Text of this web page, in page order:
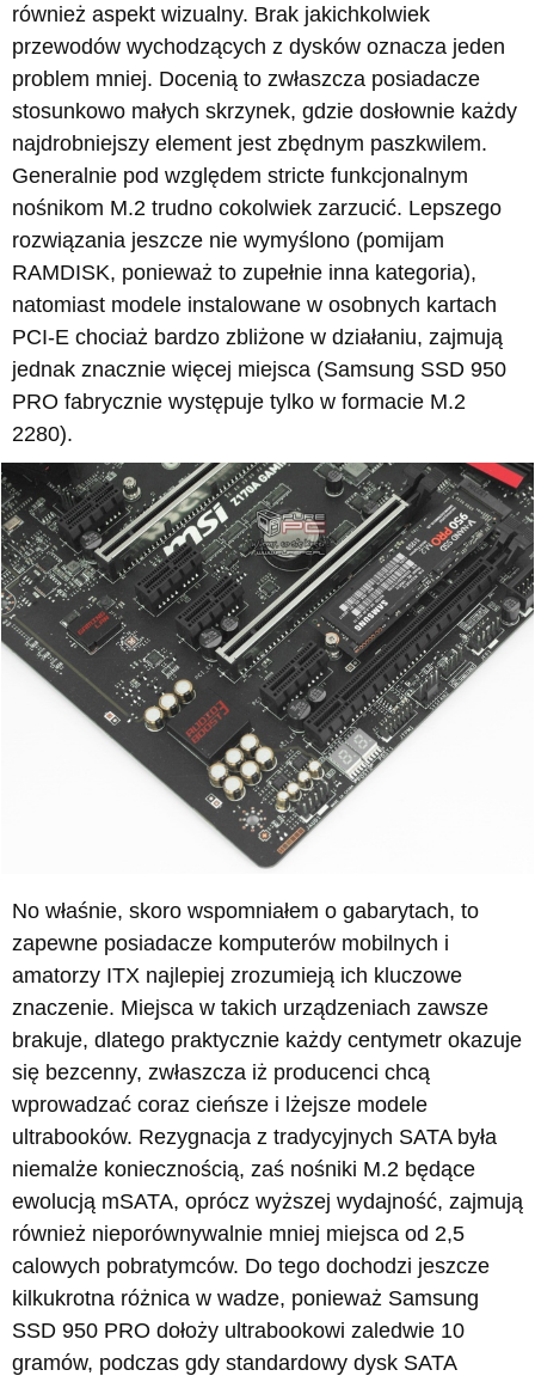
również aspekt wizualny. Brak jakichkolwiek
przewodów wychodzących z dysków oznacza jeden
problem mniej. Docenią to zwłaszcza posiadacze
stosunkowo małych skrzynek, gdzie dosłownie każdy
najdrobniejszy element jest zbędnym paszkwilem.
Generalnie pod względem stricte funkcjonalnym
nośnikom M.2 trudno cokolwiek zarzucić. Lepszego
rozwiązania jeszcze nie wymyślono (pomijam
RAMDISK, ponieważ to zupełnie inna kategoria),
natomiast modele instalowane w osobnych kartach
PCI-E chociaż bardzo zbliżone w działaniu, zajmują
jednak znacznie więcej miejsca (Samsung SSD 950
PRO fabrycznie występuje tylko w formacie M.2
2280).
No właśnie, skoro wspomniałem o gabarytach, to
zapewne posiadacze komputerów mobilnych i
amatorzy ITX najlepiej zrozumieją ich kluczowe
znaczenie. Miejsca w takich urządzeniach zawsze
brakuje, dlatego praktycznie każdy centymetr okazuje
się bezcenny, zwłaszcza iż producenci chcą
wprowadzać coraz cieńsze i lżejsze modele
ultrabooków. Rezygnacja z tradycyjnych SATA była
niemalże koniecznością, zaś nośniki M.2 będące
ewolucją mSATA, oprócz wyższej wydajność, zajmują
również nieporównywalnie mniej miejsca od 2,5
calowych pobratymców. Do tego dochodzi jeszcze
kilkukrotna różnica w wadze, ponieważ Samsung
SSD 950 PRO dołoży ultrabookowi zaledwie 10
gramów, podczas gdy standardowy dysk SATA